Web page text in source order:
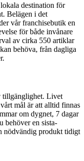
destination för
Belägen i det
vår franchisebutik en
för både invånare
av cirka 550 artiklar
behöva, från dagliga
tillgänglighet. Livet
mål är att alltid finnas
om dygnet, 7 dagar
behöver en sista-
nödvändig produkt tidigt